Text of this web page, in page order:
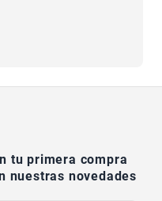
tu primera compra
nuestras novedades